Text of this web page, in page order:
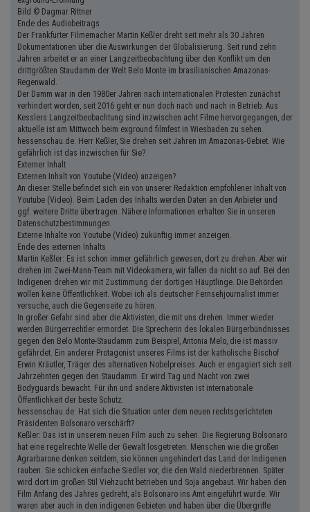
Bild © Dagmar Rittner
Ende des Audiobeitrags
Der Frankfurter Filmemacher Martin Keßler dreht seit mehr als 30 Jahren
Dokumentationen über die Auswirkungen der Globalisierung. Seit rund zehn
Jahren arbeitet er an einer Langzeitbeobachtung über den Konflikt um den
drittgrößten Staudamm der Welt Belo Monte im brasilianischen Amazonas-
Regenwald.
Der Damm war in den 1980er Jahren nach internationalen Protesten zunächst
verhindert worden, seit 2016 geht er nun doch nach und nach in Betrieb. Aus
Kesslers Langzeitbeobachtung sind inzwischen acht Filme hervorgegangen, der
aktuelle ist am Mittwoch beim exground filmfest in Wiesbaden zu sehen.
hessenschau.de: Herr Keßler, Sie drehen seit Jahren im Amazonas-Gebiet. Wie
gefährlich ist das inzwischen für Sie?
Externer Inhalt
Externen Inhalt von Youtube (Video) anzeigen?
An dieser Stelle befindet sich ein von unserer Redaktion empfohlener Inhalt von
Youtube (Video). Beim Laden des Inhalts werden Daten an den Anbieter und
ggf. weitere Dritte übertragen. Nähere Informationen erhalten Sie in unseren
Datenschutzbestimmungen.
Externe Inhalte von Youtube (Video) zukünftig immer anzeigen.
Ende des externen Inhalts
Martin Keßler: Es ist schon immer gefährlich gewesen, dort zu drehen. Aber wir
drehen im Zwei-Mann-Team mit Videokamera, wir fallen da nicht so auf. Bei den
Indigenen drehen wir mit Zustimmung der dortigen Häuptlinge. Die Behörden
wollen keine Öffentlichkeit. Wobei ich als deutscher Fernsehjournalist immer
versuche, auch die Gegenseite zu hören.
In großer Gefahr sind aber die Aktivisten, die mit uns drehen. Immer wieder
werden Bürgerrechtler ermordet. Die Sprecherin des lokalen Bürgerbündnisses
gegen den Belo Monte-Staudamm zum Beispiel, Antonia Melo, die ist massiv
gefährdet. Ein anderer Protagonist unseres Films ist der katholische Bischof
Erwin Kräutler, Träger des alternativen Nobelpreises. Auch er engagiert sich seit
Jahrzehnten gegen den Staudamm. Er wird Tag und Nacht von zwei
Bodyguards bewacht. Für ihn und andere Aktivisten ist internationale
Öffentlichkeit der beste Schutz.
hessenschau.de: Hat sich die Situation unter dem neuen rechtsgerichteten
Präsidenten Bolsonaro verschärft?
Keßler: Das ist in unserem neuen Film auch zu sehen. Die Regierung Bolsonaro
hat eine regelrechte Welle der Gewalt losgetreten. Menschen wie die großen
Agrarbarone denken seitdem, sie können ungehindert das Land der Indigenen
rauben. Sie schicken einfache Siedler vor, die den Wald niederbrennen. Später
wird dort im großen Stil Viehzucht betrieben und Soja angebaut. Wir haben den
Film Anfang des Jahres gedreht, als Bolsonaro ins Amt eingeführt wurde. Wir
waren aber auch in den indigenen Gebieten und haben über die Übergriffe